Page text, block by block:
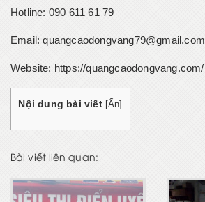
Hotline: 090 611 61 79
Email: quangcaodongvang79@gmail.com
Website: https://quangcaodongvang.com/
Nội dung bài viết [Ẩn]
Bài viết liên quan: